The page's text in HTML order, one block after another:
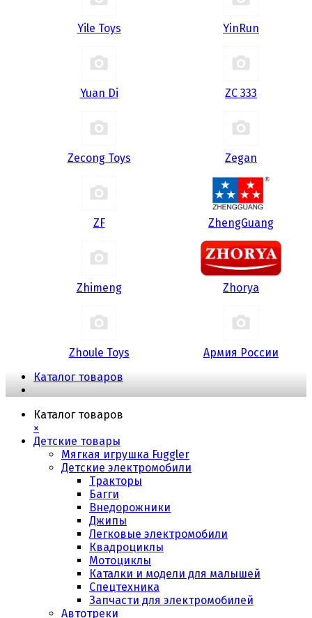
Yile Toys YinRun
Yuan Di ZC 333
Zecong Toys Zegan
ZF ZhengGuang
Zhimeng Zhorya
Zhoule Toys
Армия России
Каталог товаров
Каталог товаров
×
Детские товары
Мягкая игрушка Fuggler
Детские электромобили
Тракторы
Багги
Внедорожники
Джипы
Легковые электромобили
Квадроциклы
Мотоциклы
Каталки и модели для малышей
Спецтехника
Запчасти для электромобилей
Автотреки